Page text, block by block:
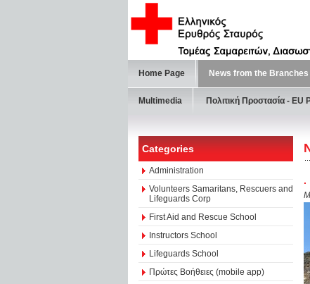
Home Page News from the Branches
Multimedia Πολιτική Προστασία - ΕU
Categories
Administration
Volunteers Samaritans, Rescuers and
Lifeguards Corp
First Aid and Rescue School
Instructors School
Lifeguards School
Πρώτες Βοήθειες (mobile app)
.